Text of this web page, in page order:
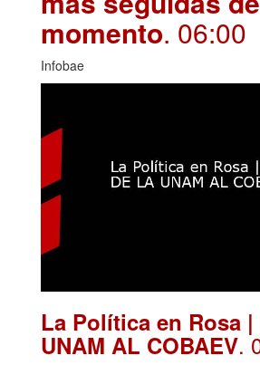
momento. 06:00
Infobae
La Política en Rosa |
UNAM AL COBAEV.